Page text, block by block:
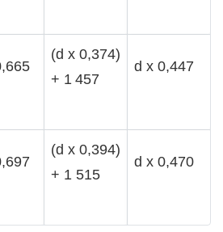
(d x 0,374)
+ 1 457
d x 0,447
(d x 0,394)
+ 1 515
d x 0,470